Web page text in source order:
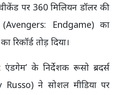
पर 360 मिलियन डॉलर की
Endgame) का
रिकॉर्ड तोड़ दिया।
के निर्देशक रूसो ब्रदर्स
ने सोशल मीडिया पर